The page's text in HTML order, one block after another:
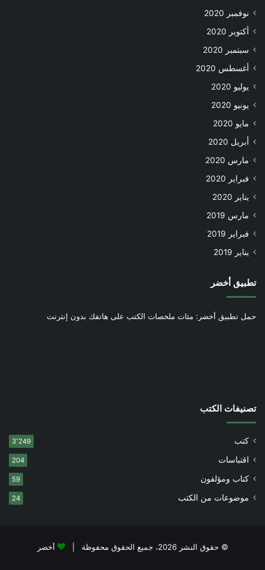
نوفمبر 2020
أكتوبر 2020
سبتمبر 2020
أغسطس 2020
يوليو 2020
يونيو 2020
مايو 2020
أبريل 2020
مارس 2020
فبراير 2020
يناير 2020
مارس 2019
فبراير 2019
يناير 2019
تطبيق أخضر
حمل تطبيق أخضر: مئات ملخصات الكتب على هاتفك بدون إنترنت
تصنيفات الكتب
كتب 3٬249
اقتباسات 204
كتاب ومؤلفون 59
موضوعات من الكتب 24
© حقوق النشر 2026، جميع الحقوق محفوظة | أخضر